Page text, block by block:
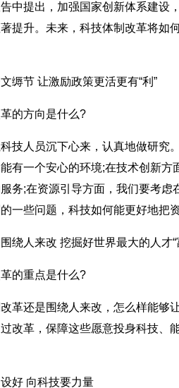
提出，加强国家创新体系建设，
提升。未来，科技体制改革将如
节 让激励政策更活更有“利”
的方向是什么?
人员沉下心来，认真地做研究
有一个安心的环境;在技术创新
务;在资源引导方面，我们要考
一些问题，科技如何能更好地把
人来改 挖掘好世界最大的人才“
的重点是什么?
还是围绕人来改，怎么样能够让
改革，保障这些愿意投身科技、
好 向科技要力量